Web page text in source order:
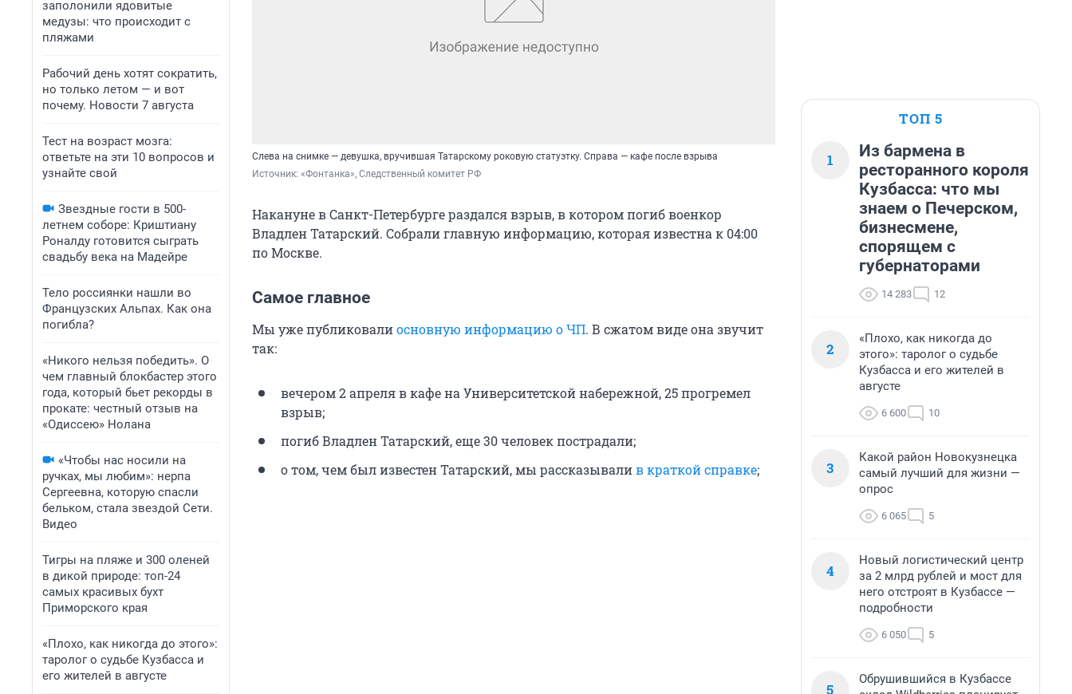
заполонили ядовитые
медузы: что происходит с
пляжами
Рабочий день хотят сократить,
но только летом — и вот
почему. Новости 7 августа
Тест на возраст мозга:
ответьте на эти 10 вопросов и
узнайте свой
Звездные гости в 500-
летнем соборе: Криштиану
Роналду готовится сыграть
свадьбу века на Мадейре
Тело россиянки нашли во
Французских Альпах. Как она
погибла?
«Никого нельзя победить». О
чем главный блокбастер этого
года, который бьет рекорды в
прокате: честный отзыв на
«Одиссею» Нолана
«Чтобы нас носили на
ручках, мы любим»: нерпа
Сергеевна, которую спасли
бельком, стала звездой Сети.
Видео
Тигры на пляже и 300 оленей
в дикой природе: топ-24
самых красивых бухт
Приморского края
«Плохо, как никогда до этого»:
таролог о судьбе Кузбасса и
его жителей в августе
Слева на снимке — девушка, вручившая Татарскому роковую статуэтку. Справа — кафе после взрыва
Источник: «Фонтанка», Следственный комитет РФ
Накануне в Санкт-Петербурге раздался взрыв, в котором погиб военкор
Владлен Татарский. Собрали главную информацию, которая известна к 04:00
по Москве.
Самое главное
Мы уже публиковалиосновную информацию о ЧП. В сжатом виде она звучит
так:
вечером 2 апреля в кафе на Университетской набережной, 25 прогремел
взрыв;
погиб Владлен Татарский, еще 30 человек пострадали;
о том, чем был известен Татарский, мы рассказывалив краткой справке;
ТОП 5
1
Из бармена в
ресторанного короля
Кузбасса: что мы
знаем о Печерском,
бизнесмене,
спорящем с
губернаторами
14 283 12
2
«Плохо, как никогда до
этого»: таролог о судьбе
Кузбасса и его жителей в
августе
6 600 10
3
Какой район Новокузнецка
самый лучший для жизни —
опрос
6 065 5
4
Новый логистический центр
за 2 млрд рублей и мост для
него отстроят в Кузбассе —
подробности
6 050 5
5
Обрушившийся в Кузбассе